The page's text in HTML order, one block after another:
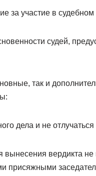
за участие в судебном
судей,
так и
дела и не
вынесения вердикта
присяжными